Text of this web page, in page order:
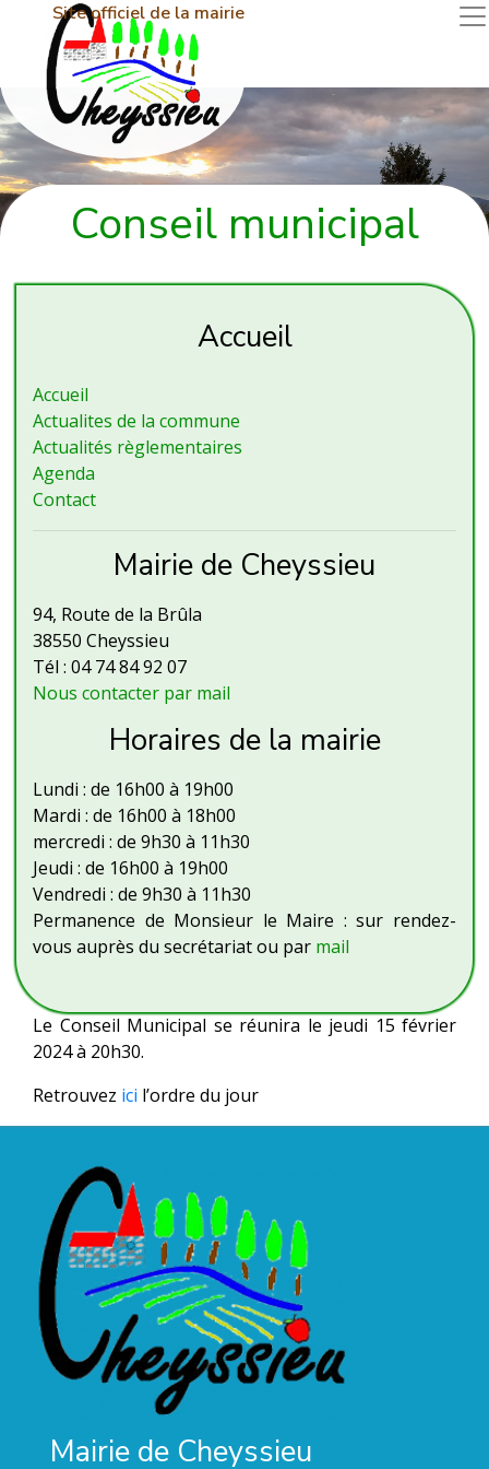
Site officiel de la mairie
Conseil municipal
Accueil
Accueil
Actualites de la commune
Actualités règlementaires
Agenda
Contact
Mairie de Cheyssieu
94, Route de la Brûla
38550 Cheyssieu
Tél : 04 74 84 92 07
Nous contacter par mail
Horaires de la mairie
Lundi : de 16h00 à 19h00
Mardi : de 16h00 à 18h00
mercredi : de 9h30 à 11h30
Jeudi : de 16h00 à 19h00
Vendredi : de 9h30 à 11h30
Permanence de Monsieur le Maire : sur rendez-
vous auprès du secrétariat ou par mail
Le Conseil Municipal se réunira le jeudi 15 février
2024 à 20h30.
Retrouvez ici l’ordre du jour
Mairie de Cheyssieu